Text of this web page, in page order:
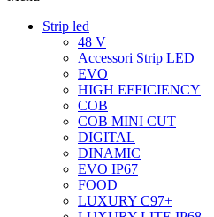
Strip led
48 V
Accessori Strip LED
EVO
HIGH EFFICIENCY
COB
COB MINI CUT
DIGITAL
DINAMIC
EVO IP67
FOOD
LUXURY C97+